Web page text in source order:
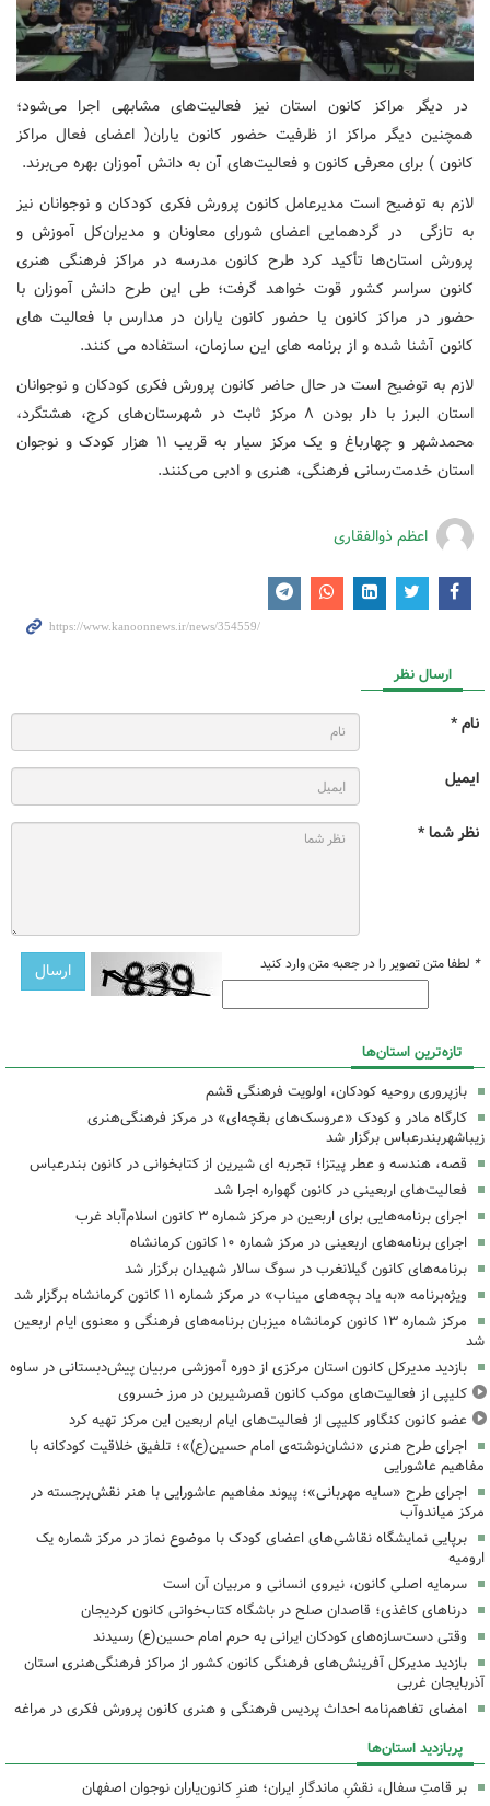
در دیگر مراکز کانون استان نیز فعالیت‌های مشابهی اجرا می‌شود؛
همچنین دیگر مراکز از ظرفیت حضور کانون یاران( اعضای فعال مراکز
کانون ) برای معرفی کانون و فعالیت‌های آن به دانش آموزان بهره می‌برند.
لازم به توضیح است مدیرعامل کانون پرورش فکری کودکان و نوجوانان نیز
به تازگی در گردهمایی اعضای شورای معاونان و مدیران‌کل آموزش و
پرورش استان‌ها تأکید کرد طرح کانون مدرسه در مراکز فرهنگی هنری
کانون سراسر کشور قوت خواهد گرفت؛ طی این طرح دانش آموزان با
حضور در مراکز کانون یا حضور کانون یاران در مدارس با فعالیت های
کانون آشنا شده و از برنامه های این سازمان، استفاده می کنند.
لازم به توضیح است در حال حاضر کانون پرورش فکری کودکان و نوجوانان
استان البرز با دار بودن ۸ مرکز ثابت در شهرستان‌های کرج، هشتگرد،
محمدشهر و چهارباغ و یک مرکز سیار به قریب ۱۱ هزار کودک و نوجوان
استان خدمت‌رسانی فرهنگی، هنری و ادبی می‌کنند.
اعظم ذوالفقاری
ارسال نظر
نام *
ایمیل
نظر شما *
* لطفا متن تصویر را در جعبه متن وارد کنید
تازه‌ترین استان‌ها
بازپروری روحیه کودکان، اولویت فرهنگی قشم
کارگاه مادر و کودک «عروسک‌های بقچه‌ای» در مرکز فرهنگی‌هنری
زیباشهربندرعباس برگزار شد
قصه، هندسه و عطر پیتزا؛ تجربه ای شیرین از کتابخوانی در کانون بندرعباس
فعالیت‌های اربعینی در کانون گهواره اجرا شد
اجرای برنامه‌هایی برای اربعین در مرکز شماره ۳ کانون اسلام‌آباد غرب
اجرای برنامه‌های اربعینی در مرکز شماره ۱۰ کانون کرمانشاه
برنامه‌های کانون گیلانغرب در سوگ سالار شهیدان برگزار شد
ویژه‌برنامه «به یاد بچه‌های میناب» در مرکز شماره ۱۱ کانون کرمانشاه برگزار شد
مرکز شماره ۱۳ کانون کرمانشاه میزبان برنامه‌های فرهنگی و معنوی ایام اربعین
شد
بازدید مدیرکل کانون استان مرکزی از دوره آموزشی مربیان پیش‌دبستانی در ساوه
کلیپی از فعالیت‌های موکب کانون قصرشیرین در مرز خسروی
عضو کانون کنگاور کلیپی از فعالیت‌های ایام اربعین این مرکز تهیه کرد
اجرای طرح هنری «نشان‌نوشته‌ی امام حسین(ع)»؛ تلفیق خلاقیت کودکانه با
مفاهیم عاشورایی
اجرای طرح «سایه مهربانی»؛ پیوند مفاهیم عاشورایی با هنر نقش‌برجسته در
مرکز میاندوآب
برپایی نمایشگاه نقاشی‌های اعضای کودک با موضوع نماز در مرکز شماره یک
ارومیه
سرمایه اصلی کانون، نیروی انسانی و مربیان آن است
درناهای کاغذی؛ قاصدان صلح در باشگاه کتاب‌خوانی کانون کردیجان
وقتی دست‌سازه‌های کودکان ایرانی به حرم امام حسین(ع) رسیدند
بازدید مدیرکل آفرینش‌های فرهنگی کانون کشور از مراکز فرهنگی‌هنری استان
آذربایجان غربی
امضای تفاهم‌نامه احداث پردیس فرهنگی و هنری کانون پرورش فکری در مراغه
پربازدید استان‌ها
بر قامتِ سفال، نقشِ ماندگارِ ایران؛ هنرِ کانون‌یاران نوجوان اصفهان